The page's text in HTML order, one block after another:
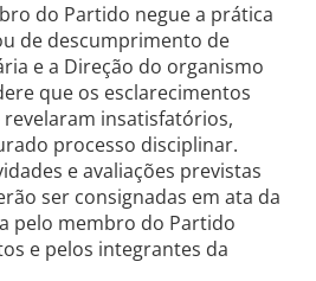
do Partido negue a prática
de descumprimento de
e a Direção do organismo
que os esclarecimentos
insatisfatórios,
processo disciplinar.
e avaliações previstas
ser consignadas em ata da
pelo membro do Partido
e pelos integrantes da